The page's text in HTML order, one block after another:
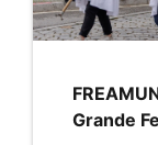
Grande